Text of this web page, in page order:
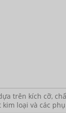
trên kích cỡ,
loại và các